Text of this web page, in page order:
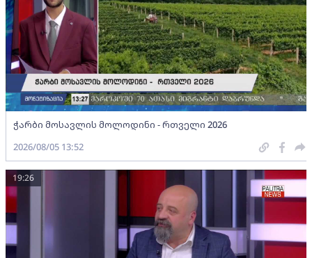
ჭარბი მოსავლის მოლოდინი - რთველი 2026
2026/08/05 13:52
19:26